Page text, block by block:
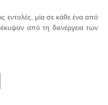
εντολές, μία σε κάθε ένα από
από τη διενέργεια των